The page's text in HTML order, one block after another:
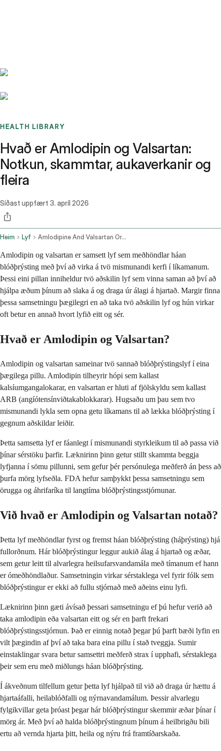
HEALTH LIBRARY
Hvað er Amlodipin og Valsartan:
Notkun, skammtar, aukaverkanir og
fleira
Síðast uppfært 3. apríl 2026
Heim Lyf Amlodipine And Valsartan Oral Route
Amlodipin og valsartan er samsett lyf sem meðhöndlar háan
blóðþrýsting með því að virka á tvö mismunandi kerfi í líkamanum.
Þessi eini pillan inniheldur tvö aðskilin lyf sem vinna saman að því að
hjálpa æðum þínum að slaka á og draga úr álagi á hjartað. Margir finna
þessa samsetningu þægilegri en að taka tvö aðskilin lyf og hún virkar
oft betur en annað hvort lyfið eitt og sér.
Hvað er Amlodipin og Valsartan?
Amlodipin og valsartan sameinar tvö sannað blóðþrýstingslyf í eina
þægilega pillu. Amlodipin tilheyrir hópi sem kallast
kalsíumgangalokarar, en valsartan er hluti af fjölskyldu sem kallast
ARB (angíótensínviðtakablokkarar). Hugsaðu um þau sem tvo
mismunandi lykla sem opna getu líkamans til að lækka blóðþrýsting í
gegnum aðskildar leiðir.
Þetta samsetta lyf er fáanlegt í mismunandi styrkleikum til að passa við
þínar sérstöku þarfir. Læknirinn þinn getur stillt skammta beggja
lyfjanna í sömu pillunni, sem gefur þér persónulega meðferð án þess að
þurfa mörg lyfseðla. FDA hefur samþykkt þessa samsetningu sem
örugga og áhrifaríka til langtíma blóðþrýstingsstjórnunar.
Við hvað er Amlodipin og Valsartan notað?
Þetta lyf meðhöndlar fyrst og fremst háan blóðþrýsting (háþrýsting) hjá
fullorðnum. Hár blóðþrýstingur leggur aukið álag á hjartað og æðar,
sem getur leitt til alvarlegra heilsufarsvandamála með tímanum ef hann
er ómeðhöndlaður. Samsetningin virkar sérstaklega vel fyrir fólk sem
blóðþrýstingur er ekki að fullu stjórnað með aðeins einu lyfi.
Læknirinn þinn gæti ávísað þessari samsetningu ef þú hefur verið að
taka amlodipin eða valsartan eitt og sér en þarft frekari
blóðþrýstingsstjórnun. Það er einnig notað þegar þú þarft bæði lyfin en
vilt þægindin af því að taka bara eina pillu í stað tveggja. Sumir
einstaklingar svara betur samsettri meðferð strax í upphafi, sérstaklega
þeir sem eru með miðlungs háan blóðþrýsting.
Í ákveðnum tilfellum getur þetta lyf hjálpað til við að draga úr hættu á
hjartaáfalli, heilablóðfalli og nýrnavandamálum. Þessir alvarlegu
fylgikvillar geta þróast þegar hár blóðþrýstingur skemmir æðar þínar í
mörg ár. Með því að halda blóðþrýstingnum þínum á heilbrigðu bili
ertu að vernda hjarta þitt, heila og nýru frá framtíðarskaða.